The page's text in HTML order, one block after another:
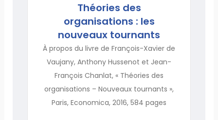
Théories des
organisations : les
nouveaux tournants
À propos du livre de François-Xavier de
Vaujany, Anthony Hussenot et Jean-
François Chanlat, « Théories des
organisations – Nouveaux tournants »,
Paris, Economica, 2016, 584 pages